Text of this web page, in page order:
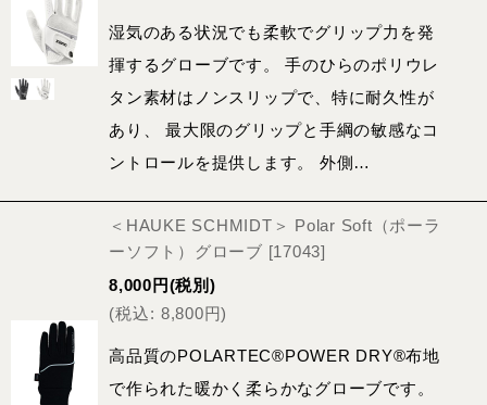
湿気のある状況でも柔軟でグリップ力を発
揮するグローブです。 手のひらのポリウレ
タン素材はノンスリップで、特に耐久性が
あり、 最大限のグリップと手綱の敏感なコ
ントロールを提供します。 外側…
＜HAUKE SCHMIDT＞ Polar Soft（ポーラ
ーソフト）グローブ [17043]
8,000 円(税別)
(税込: 8,800円)
高品質のPOLARTEC®POWER DRY®布地
で作られた暖かく柔らかなグローブです。